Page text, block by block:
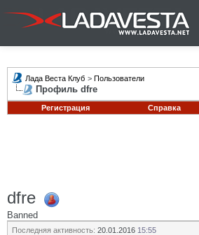
Лада Веста Клуб > Пользователи
Профиль dfre
Регистрация Справка
dfre
Banned
Последняя активность: 20.01.2016 15:55